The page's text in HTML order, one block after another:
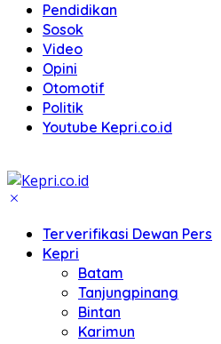
Pendidikan
Sosok
Video
Opini
Otomotif
Politik
Youtube Kepri.co.id
Terverifikasi Dewan Pers
Kepri
Batam
Tanjungpinang
Bintan
Karimun